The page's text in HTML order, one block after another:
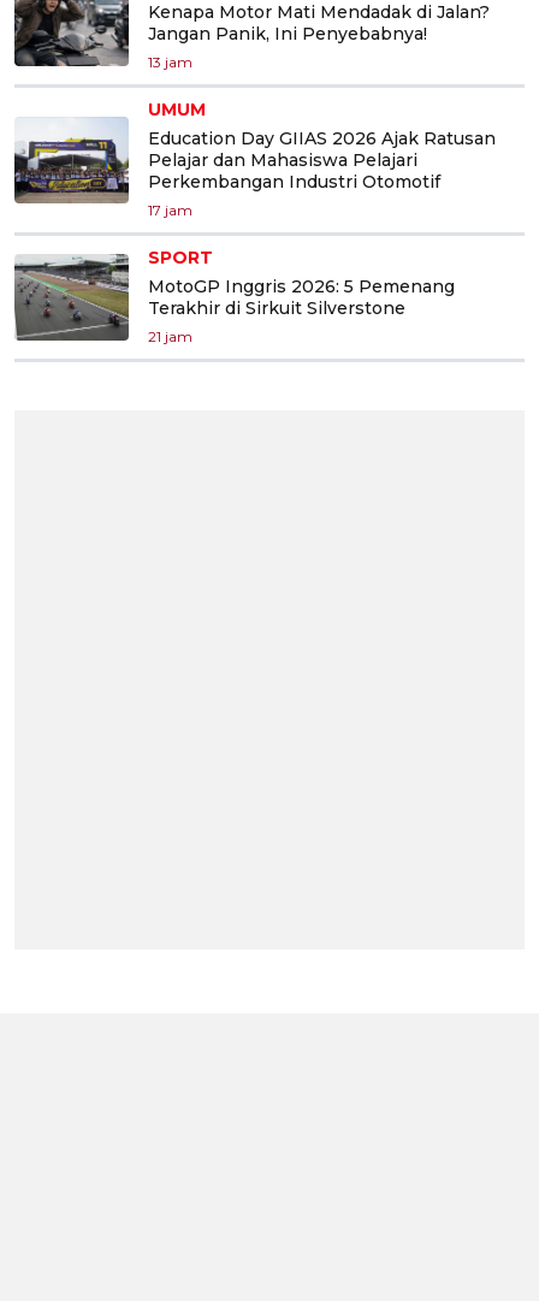
Kenapa Motor Mati Mendadak di Jalan?
Jangan Panik, Ini Penyebabnya!
13 jam
UMUM
Education Day GIIAS 2026 Ajak Ratusan
Pelajar dan Mahasiswa Pelajari
Perkembangan Industri Otomotif
17 jam
SPORT
MotoGP Inggris 2026: 5 Pemenang
Terakhir di Sirkuit Silverstone
21 jam